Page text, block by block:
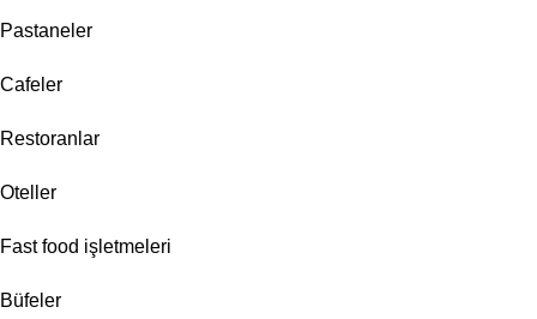
Pastaneler
Cafeler
Restoranlar
Oteller
Fast food işletmeleri
Büfeler